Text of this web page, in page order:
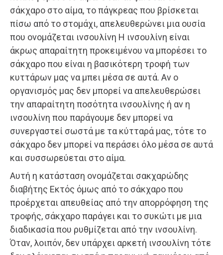
σάκχαρο στο αίμα, το πάγκρεας που βρίσκεται
πίσω από το στομάχι, απελευθερώνει μια ουσία
που ονομάζεται ινσουλίνη Η ινσουλίνη είναι
άκρως απαραίτητη προκειμένου να μπορέσει το
σάκχαρο που είναι η βασικότερη τροφή των
κυττάρων μας να μπει μέσα σε αυτά. Αν ο
οργανισμός μας δεν μπορεί να απελευθερώσει
την απαραίτητη ποσότητα ινσουλίνης ή αν η
ινσουλίνη που παράγουμε δεν μπορεί να
συνεργαστεί σωστά με τα κύτταρά μας, τότε το
σάκχαρο δεν μπορεί να περάσει όλο μέσα σε αυτά
και συσσωρεύεται στο αίμα.
Αυτή η κατάσταση ονομάζεται σακχαρώδης
διαβήτης Εκτός όμως από το σάκχαρο που
προέρχεται απευθείας από την απορρόφηση της
τροφής, σάκχαρο παράγει και το συκώτι με μια
διαδικασία που ρυθμίζεται από την ινσουλίνη.
Όταν, λοιπόν, δεν υπάρχει αρκετή ινσουλίνη τότε